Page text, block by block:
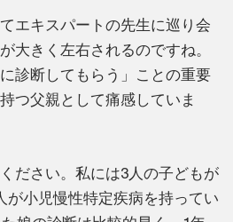
エキスパートの先生に巡り会
大きく左右されるのですね。
診断してもらう」ことの重要
つ父親として痛感していま
ださい。私には3人の子どもが
が小児慢性特定疾病を持ってい